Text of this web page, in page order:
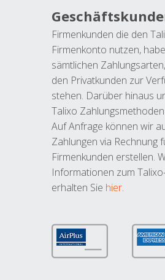
Firmenkunden die den
Firmenkonto nutzen,
sämtlichen
den Privatkunden zur
stehen. Darüber hinaus
Talixo
Auf Anfrage können wir
Zahlungen via Rechnung
Firmenkunden erstellen.
Informationen zum
erhalten Sie hier.